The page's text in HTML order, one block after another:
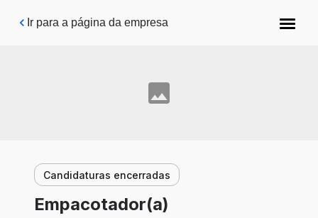
Pular para o conteúdo principal
Ir para a página da empresa
Candidaturas encerradas
Empacotador(a)